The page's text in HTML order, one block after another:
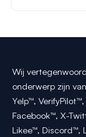
Wij
onderwerp zijn
Yelp™,
Facebook™, X-
Likee™, Discord™,